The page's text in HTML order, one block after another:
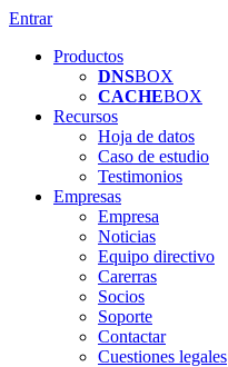
Entrar
Productos
DNSBOX
CACHEBOX
Recursos
Hoja de datos
Caso de estudio
Testimonios
Empresas
Empresa
Noticias
Equipo directivo
Carerras
Socios
Soporte
Contactar
Cuestiones legales